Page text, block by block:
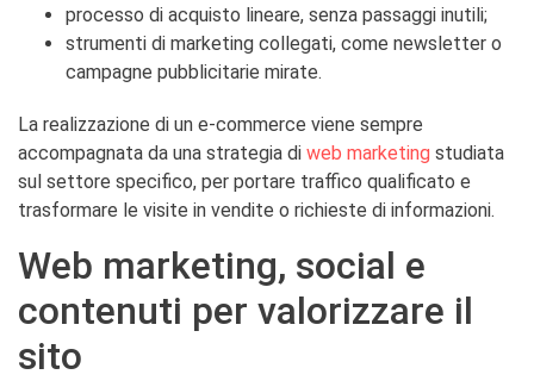
processo di acquisto lineare, senza passaggi inutili;
strumenti di marketing collegati, come newsletter o
campagne pubblicitarie mirate.
La realizzazione di un e-commerce viene sempre
accompagnata da una strategia di web marketing studiata
sul settore specifico, per portare traffico qualificato e
trasformare le visite in vendite o richieste di informazioni.
Web marketing, social e
contenuti per valorizzare il
sito